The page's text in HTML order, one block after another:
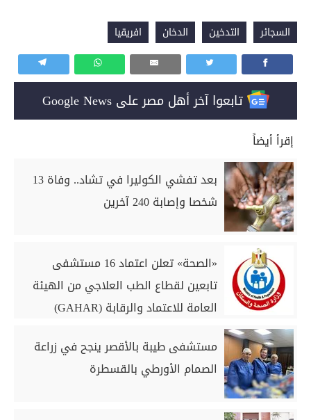
السجائر التدخين الدخان افريقيا
تابعوا آخر أهل مصر على Google News
إقرأ أيضاً
بعد تفشي الكوليرا في تشاد.. وفاة 13
شخصا وإصابة 240 آخرين
«الصحة» تعلن اعتماد 16 مستشفى
تابعين لقطاع الطب العلاجي من الهيئة
العامة للاعتماد والرقابة (GAHAR)
مستشفى طيبة بالأقصر ينجح في زراعة
الصمام الأورطي بالقسطرة